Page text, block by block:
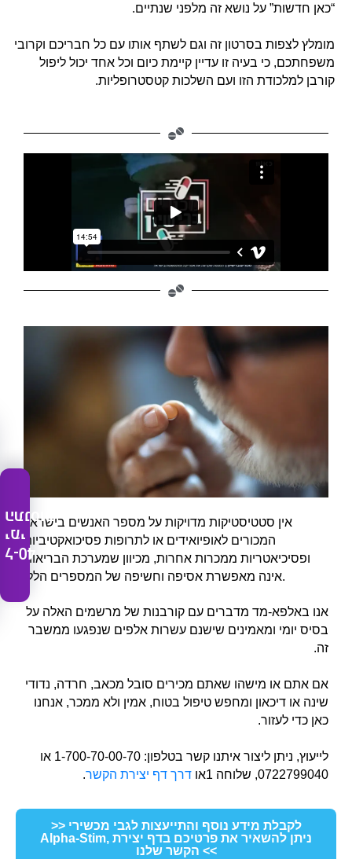
“כאן חדשות” על נושא זה מלפני שנתיים.
מומלץ לצפות בסרטון זה וגם לשתף אותו עם כל חבריכם וקרובי
משפחתכם, כי בעיה זו עדיין קיימת כיום וכל אחד יכול ליפול
קורבן למלכודת הזו ועם השלכות קטסטרופליות.
אין סטטיסטיקות מדויקות על מספר האנשים בישראל
המכורים לאופיואידים או לתרופות פסיכואקטיביות
ופסיכיאטריות ממכרות אחרות, מכיוון שמערכת הבריאות
אינה מאפשרת אסיפה וחשיפה של המספרים הללו.
אנו באלפא-מד מדברים עם קורבנות של מרשמים האלה על
בסיס יומי ומאמינים שישנם עשרות אלפים שנפגעו ממשבר
זה.
אם אתם או מישהו שאתם מכירים סובל מכאב, חרדה, נדודי
שינה או דיכאון ומחפש טיפול בטוח, אמין ולא ממכר, אנחנו
כאן כדי לעזור.
לייעוץ, ניתן ליצור איתנו קשר בטלפון: 1-700-70-00-70 או
0722799040, שלוחה 1או
דרך דף יצירת הקשר.
>> לקבלת מידע נוסף והתייעצות לגבי מכשירי
Alpha-Stim, ניתן להשאיר את פרטיכם בדף יצירת
הקשר שלנו <<
ל-40
ימי
התנסות